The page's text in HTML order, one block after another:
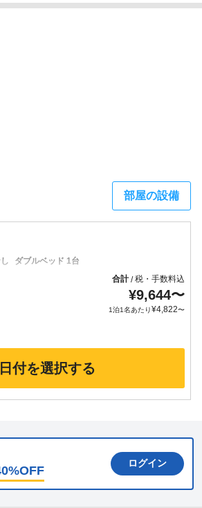
部屋の設備
ダブルベッド 1台
合計/税・手数料込
¥9,644〜
1泊1名あたり¥4,822〜
日付を選択する
%OFF
ログイン